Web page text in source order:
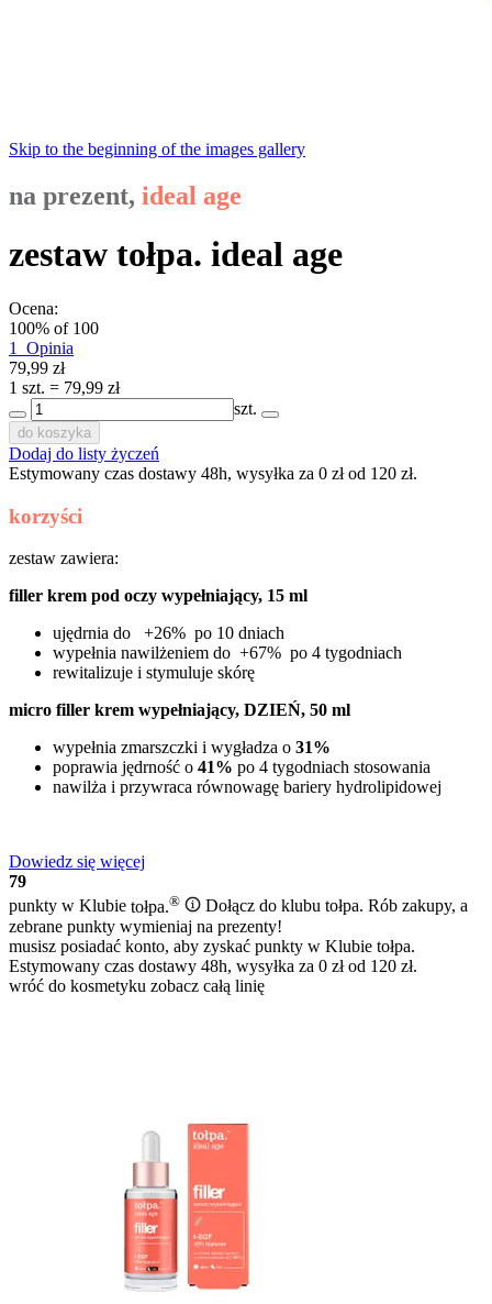
Skip to the beginning of the images gallery
na prezent, ideal age
zestaw tołpa. ideal age
Ocena:
100% of 100
1
Opinia
79,99 zł
1 szt. = 79,99 zł
szt.
do koszyka
Dodaj do listy życzeń
Estymowany czas dostawy 48h, wysyłka za 0 zł od 120 zł.
korzyści
zestaw zawiera:
filler krem pod oczy wypełniający, 15 ml​
ujędrnia do +26% po 10 dniach
wypełnia nawilżeniem do +67% po 4 tygodniach
rewitalizuje i stymuluje skórę
micro filler krem wypełniający, DZIEŃ, 50 ml
wypełnia zmarszczki i wygładza o 31%
poprawia jędrność o 41% po 4 tygodniach stosowania
nawilża i przywraca równowagę bariery hydrolipidowej
Dowiedz się więcej
79
punkty w Klubie tołpa.®
Dołącz do klubu tołpa. Rób zakupy, a
zebrane punkty wymieniaj na prezenty!
musisz posiadać konto, aby zyskać punkty w Klubie tołpa.
Estymowany czas dostawy 48h, wysyłka za 0 zł od 120 zł.
wróć do kosmetyku zobacz całą linię